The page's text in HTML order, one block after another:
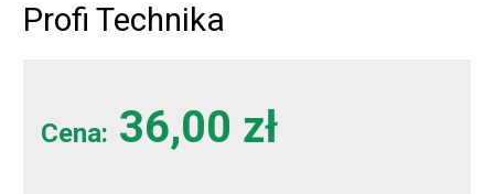
Profi Technika
Cena: 36,00 zł